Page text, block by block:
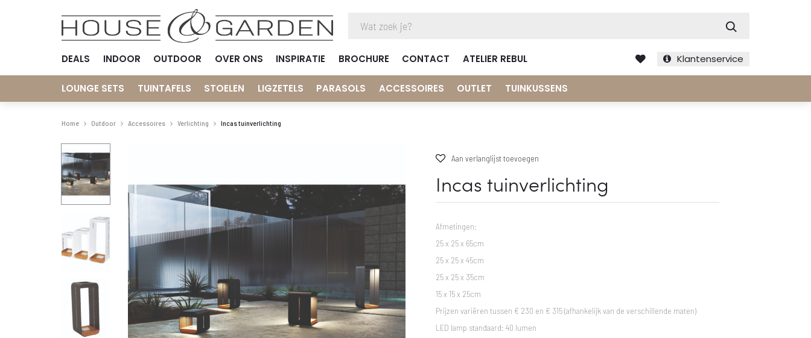
DEALS INDOOR OUTDOOR OVER ONS INSPIRATIE BROCHURE CONTACT ATELIER REBUL Klantenservice
LOUNGE SETS TUINTAFELS STOELEN LIGZETELS PARASOLS ACCESSOIRES OUTLET TUINKUSSENS
Home Outdoor Accessoires Verlichting Incas tuinverlichting
Aan verlanglijst toevoegen
Incas tuinverlichting
Afmetingen:
25 x 25 x 65cm
25 x 25 x 45cm
25 x 25 x 35cm
15 x 15 x 25cm
Prijzen variëren tussen € 230 en € 315 (afhankelijk van de verschillende maten)
LED lamp standaard: 40 lumen